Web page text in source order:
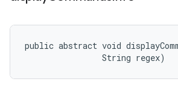
public abstract void
                String regex)